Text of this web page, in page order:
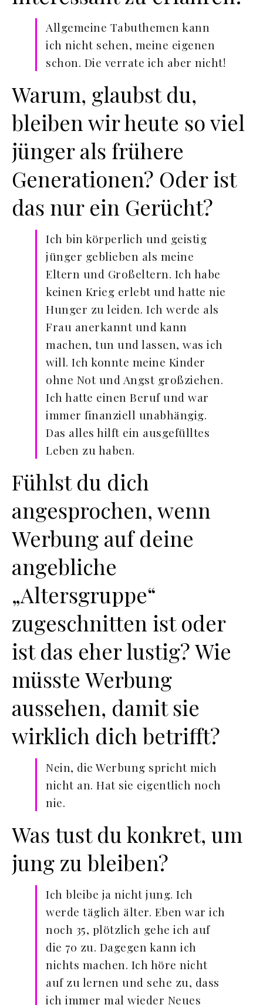
Allgemeine Tabuthemen kann
ich nicht sehen, meine eigenen
schon. Die verrate ich aber nicht!
Warum, glaubst du,
bleiben wir heute so viel
jünger als frühere
Generationen? Oder ist
das nur ein Gerücht?
Ich bin körperlich und geistig
jünger geblieben als meine
Eltern und Großeltern. Ich habe
keinen Krieg erlebt und hatte nie
Hunger zu leiden. Ich werde als
Frau anerkannt und kann
machen, tun und lassen, was ich
will. Ich konnte meine Kinder
ohne Not und Angst großziehen.
Ich hatte einen Beruf und war
immer finanziell unabhängig.
Das alles hilft ein ausgefülltes
Leben zu haben.
Fühlst du dich
angesprochen, wenn
Werbung auf deine
angebliche
„Altersgruppe“
zugeschnitten ist oder
ist das eher lustig? Wie
müsste Werbung
aussehen, damit sie
wirklich dich betrifft?
Nein, die Werbung spricht mich
nicht an. Hat sie eigentlich noch
nie.
Was tust du konkret, um
jung zu bleiben?
Ich bleibe ja nicht jung. Ich
werde täglich älter. Eben war ich
noch 35, plötzlich gehe ich auf
die 70 zu. Dagegen kann ich
nichts machen. Ich höre nicht
auf zu lernen und sehe zu, dass
ich immer mal wieder Neues